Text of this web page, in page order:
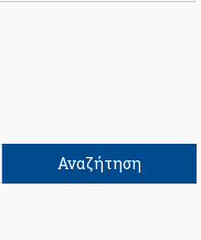
Αναζήτηση
για: